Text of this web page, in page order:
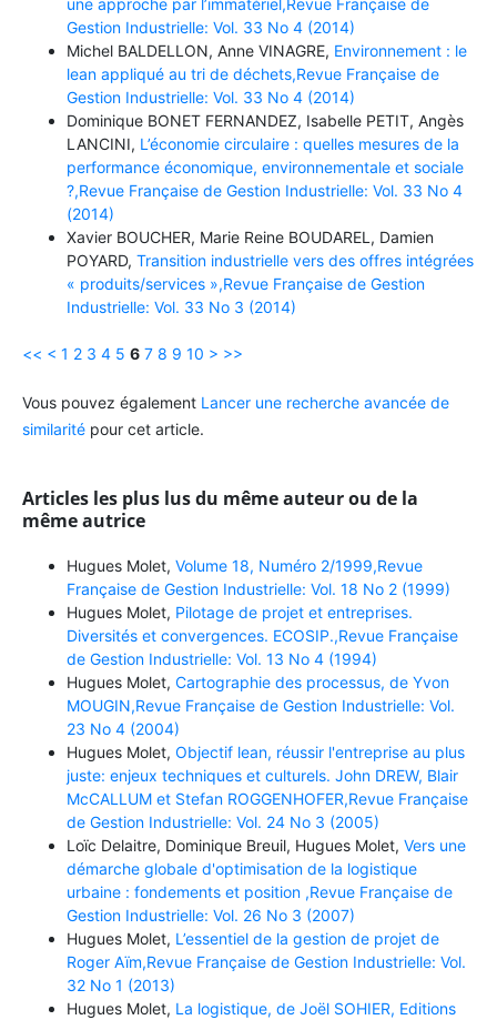
Gestion Industrielle: Vol. 33 No 4 (2014)
Michel BALDELLON, Anne VINAGRE, Environnement : le
lean appliqué au tri de déchets,Revue Française de
Gestion Industrielle: Vol. 33 No 4 (2014)
Dominique BONET FERNANDEZ, Isabelle PETIT, Angès
LANCINI, L’économie circulaire : quelles mesures de la
performance économique, environnementale et sociale
?,Revue Française de Gestion Industrielle: Vol. 33 No 4
(2014)
Xavier BOUCHER, Marie Reine BOUDAREL, Damien
POYARD, Transition industrielle vers des offres intégrées
« produits/services »,Revue Française de Gestion
Industrielle: Vol. 33 No 3 (2014)
<< < 1 2 3 4 5 6 7 8 9 10 > >>
Vous pouvez également Lancer une recherche avancée de
similaritépour cet article.
Articles les plus lus du même auteur ou de la
même autrice
Hugues Molet, Volume 18, Numéro 2/1999,Revue
Française de Gestion Industrielle: Vol. 18 No 2 (1999)
Hugues Molet, Pilotage de projet et entreprises.
Diversités et convergences. ECOSIP.,Revue Française
de Gestion Industrielle: Vol. 13 No 4 (1994)
Hugues Molet, Cartographie des processus, de Yvon
MOUGIN,Revue Française de Gestion Industrielle: Vol.
23 No 4 (2004)
Hugues Molet, Objectif lean, réussir l'entreprise au plus
juste: enjeux techniques et culturels. John DREW, Blair
McCALLUM et Stefan ROGGENHOFER,Revue Française
de Gestion Industrielle: Vol. 24 No 3 (2005)
Loïc Delaitre, Dominique Breuil, Hugues Molet, Vers une
démarche globale d'optimisation de la logistique
urbaine : fondements et position ,Revue Française de
Gestion Industrielle: Vol. 26 No 3 (2007)
Hugues Molet, L’essentiel de la gestion de projet de
Roger Aïm,Revue Française de Gestion Industrielle: Vol.
32 No 1 (2013)
Hugues Molet, La logistique, de Joël SOHIER, Editions